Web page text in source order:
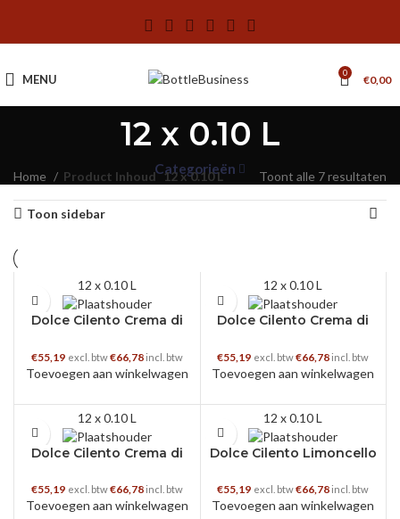
MENU 0 €0,00
12 x 0.10 L
Categorieën
Home Product Inhoud 12 x 0.10 L Toont alle 7 resultaten
Toon sidebar
12 x 0.10 L
Dolce Cilento Crema di
€55,19 excl. btw€66,78incl. btw
Toevoegen aan winkelwagen
12 x 0.10 L
Dolce Cilento Crema di
€55,19 excl. btw€66,78 incl. btw
Toevoegen aan winkelwagen
12 x 0.10 L
Dolce Cilento Crema di
€55,19 excl. btw€66,78incl. btw
Toevoegen aan winkelwagen
12 x 0.10 L
Dolce Cilento Limoncello
€55,19 excl. btw€66,78 incl. btw
Toevoegen aan winkelwagen